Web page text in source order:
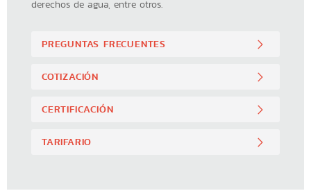
derechos de agua, entre otros.
PREGUNTAS FRECUENTES
COTIZACIÓN
CERTIFICACIÓN
TARIFARIO